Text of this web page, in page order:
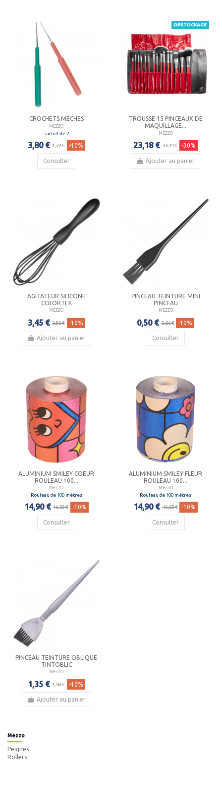
CROCHETS MECHES
MEZZO
sachet de 2
3,80 € 4,22 € -10%
Consulter
DESTOCKAGE
TROUSSE 15 PINCEAUX DE
MAQUILLAGE...
MEZZO
23,18 € 33,11 € -30%
Ajouter au panier
AGITATEUR SILICONE
COLORTEK
MEZZO
3,45 € 3,83 € -10%
Ajouter au panier
PINCEAU TEINTURE MINI
PINCEAU
MEZZO
0,50 € 0,56 € -10%
Consulter
ALUMINIUM SMILEY COEUR
ROULEAU 100...
MEZZO
Rouleau de 100 mètres
14,90 € 16,55 € -10%
Consulter
ALUMINIUM SMILEY FLEUR
ROULEAU 100...
MEZZO
Rouleau de 100 mètres
14,90 € 16,55 € -10%
Consulter
PINCEAU TEINTURE OBLIQUE
TINTOBLIC
MEZZO
1,35 € 1,50 € -10%
Ajouter au panier
Mezzo
Peignes
Rollers